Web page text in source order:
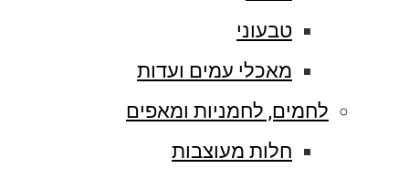
טבעוני
מאכלי עמים ועדות
לחמים, לחמניות ומאפים
חלות מעוצבות